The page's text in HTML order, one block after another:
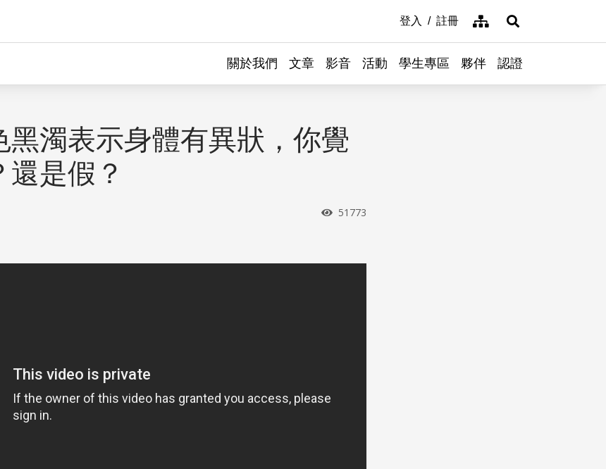
登入 註冊 網站導覽展開搜尋
關於我們 文章 影音 活動 學生專區 夥伴 認證
黑濁表示身體有異狀，你覺
是假？
瀏覽次數
51773